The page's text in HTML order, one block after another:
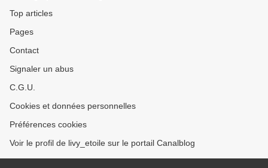
Top articles
Pages
Contact
Signaler un abus
C.G.U.
Cookies et données personnelles
Préférences cookies
Voir le profil de livy_etoile sur le portail Canalblog